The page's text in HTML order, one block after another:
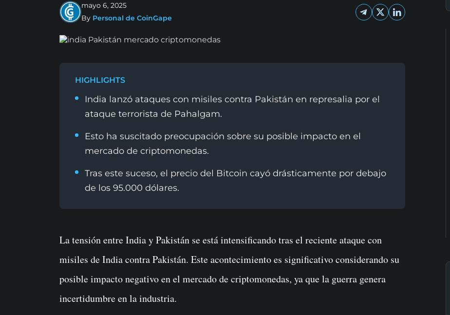
mayo 6, 2025
By Personal de CoinGape
HIGHLIGHTS
India lanzó ataques con misiles contra Pakistán en represalia por el
ataque terrorista de Pahalgam.
Esto ha suscitado preocupación sobre su posible impacto en el
mercado de criptomonedas.
Tras este suceso, el precio del Bitcoin cayó drásticamente por debajo
de los 95.000 dólares.
La tensión entre India y Pakistán se está intensificando tras el reciente ataque con
misiles de India contra Pakistán. Este acontecimiento es significativo considerando su
posible impacto negativo en el mercado de criptomonedas, ya que la guerra genera
incertidumbre en la industria.